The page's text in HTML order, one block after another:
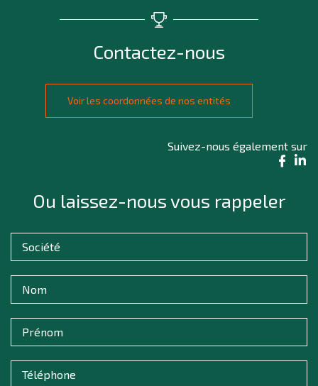
Contactez-nous
Voir les coordonnées de nos entités
Suivez-nous également sur
Ou laissez-nous vous rappeler